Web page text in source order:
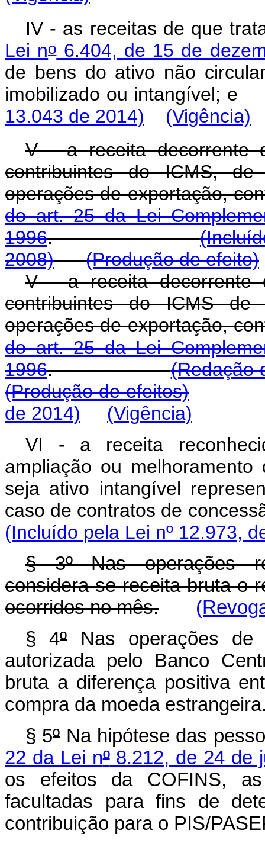
IV - as receitas de que
Lei no6.404, de 15 de
de bens do ativo não
imobilizado ou
13.043 de 2014)
(Vigência)
V - a receita decorrente
contribuintes do ICMS,
operações de exportação,
do art. 25 da Lei
1996.
2008)
(Produção de efeito)
V - a receita decorrente
contribuintes do ICMS
operações de exportação,
do art. 25 da Lei
1996.(Redação
(Produção de efeitos)
de 2014)
(Vigência)
VI - a receita
ampliação ou
seja ativo intangível
caso de contratos de
(Incluído pela Lei nº 12.973,
§ 3º Nas operações
considera-se receita bruta o
ocorridos no mês.
§ 4ºNas operações de
autorizada pelo Banco
bruta a diferença positiva
compra da moeda
§ 5ºNa hipótese das
22 da Lei nº8.212, de 24 de
os efeitos da COFINS,
facultadas para fins de
contribuição para o PIS/